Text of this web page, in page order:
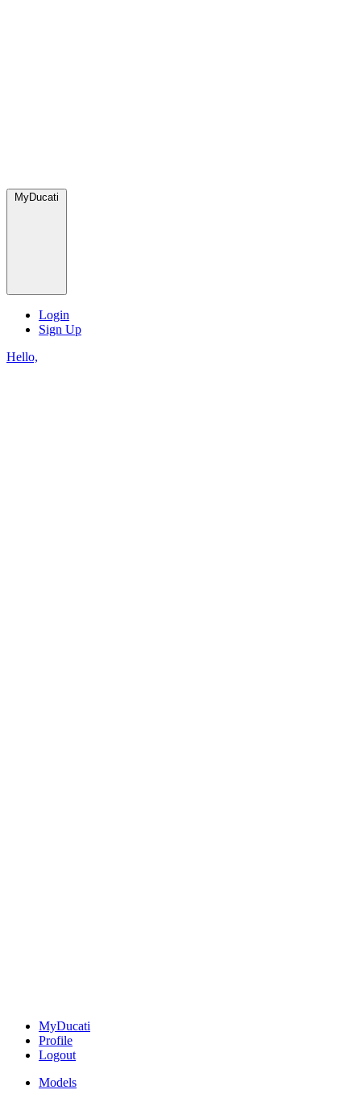
MyDucati
Login
Sign Up
Hello,
MyDucati
Profile
Logout
Models